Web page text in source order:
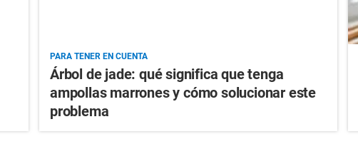
PARA TENER EN CUENTA
Árbol de jade: qué significa que tenga
ampollas marrones y cómo solucionar este
problema